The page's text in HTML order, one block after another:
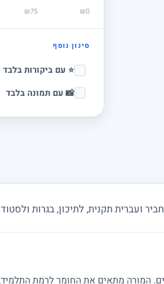
₪0
₪75
סינון נוסף
⭐ עם ביקורות בלבד
📸 עם תמונה בלבד
ועברית תקנית, לתיכון, בגרות
המורה מתאים את החומר לרמת